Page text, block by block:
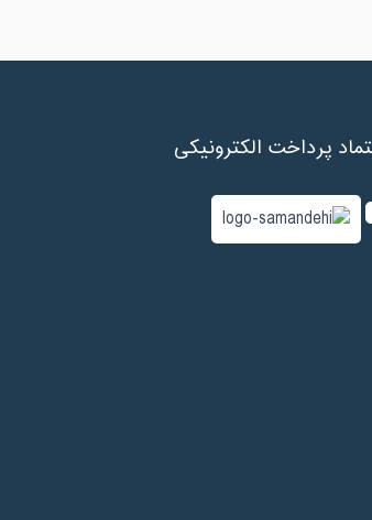
پرداخت الکترونیکی